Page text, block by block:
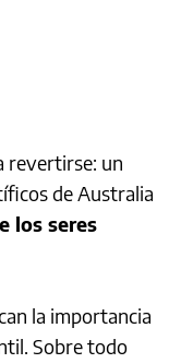
revertirse: un
de Australia
los seres
la importancia
Sobre todo